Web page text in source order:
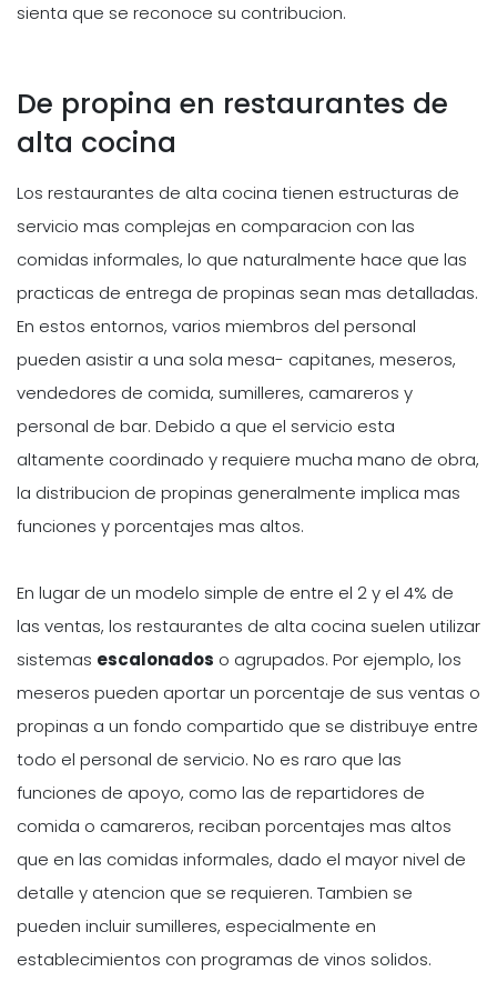
sienta que se reconoce su contribucion.
De propina en restaurantes de
alta cocina
Los restaurantes de alta cocina tienen estructuras de
servicio mas complejas en comparacion con las
comidas informales, lo que naturalmente hace que las
practicas de entrega de propinas sean mas detalladas.
En estos entornos, varios miembros del personal
pueden asistir a una sola mesa- capitanes, meseros,
vendedores de comida, sumilleres, camareros y
personal de bar. Debido a que el servicio esta
altamente coordinado y requiere mucha mano de obra,
la distribucion de propinas generalmente implica mas
funciones y porcentajes mas altos.
En lugar de un modelo simple de entre el 2 y el 4% de
las ventas, los restaurantes de alta cocina suelen utilizar
sistemas escalonados o agrupados. Por ejemplo, los
meseros pueden aportar un porcentaje de sus ventas o
propinas a un fondo compartido que se distribuye entre
todo el personal de servicio. No es raro que las
funciones de apoyo, como las de repartidores de
comida o camareros, reciban porcentajes mas altos
que en las comidas informales, dado el mayor nivel de
detalle y atencion que se requieren. Tambien se
pueden incluir sumilleres, especialmente en
establecimientos con programas de vinos solidos.